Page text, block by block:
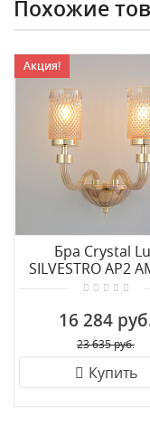
Похожие
Акция!
Бра Crystal
SILVESTRO AP2
16 284
23 635 руб.
Купить